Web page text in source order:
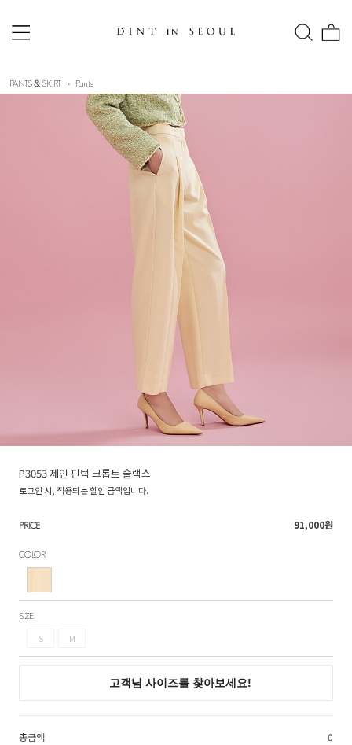
PANTS＆SKIRT Pants
P3053 제인 핀턱 크롭트 슬랙스
로그인 시, 적용되는 할인 금액입니다.
PRICE 91,000원
COLOR
SIZE
S M
총금액 0